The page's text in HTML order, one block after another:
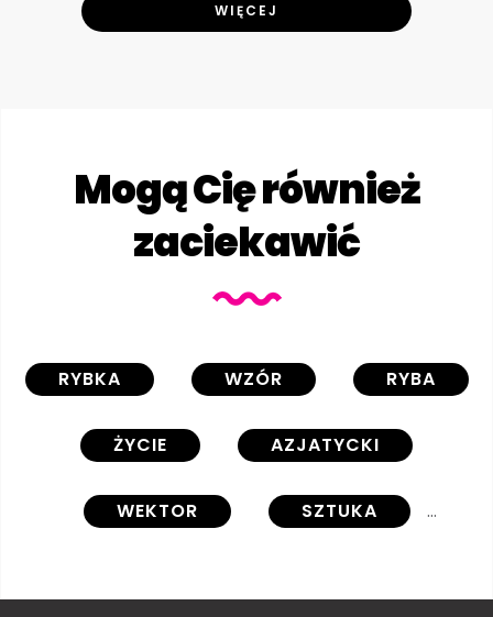
WIĘCEJ
Mogą Cię również
zaciekawić
RYBKA WZÓR RYBA
ŻYCIE AZJATYCKI
WEKTOR SZTUKA